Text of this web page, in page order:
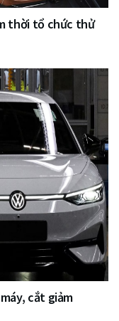
thời tổ chức thử
cắt giảm